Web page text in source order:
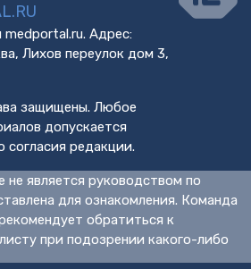
Адрес:
Лихов переулок дом 3,
защищены. Любое
допускается
согласия редакции.
не является руководством по
для ознакомления. Команда
обратиться к
при подозрении какого-либо